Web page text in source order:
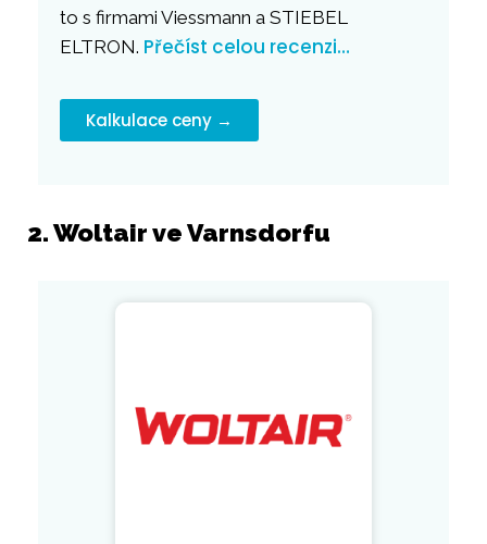
to s firmami Viessmann a STIEBEL
ELTRON. Přečíst celou recenzi…
Kalkulace ceny →
2. Woltair ve Varnsdorfu